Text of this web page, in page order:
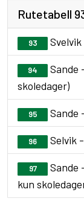
Rutetabell
93
94
Sande
skoledager)
95 Sande
96 Selvik
97
Sande
kun